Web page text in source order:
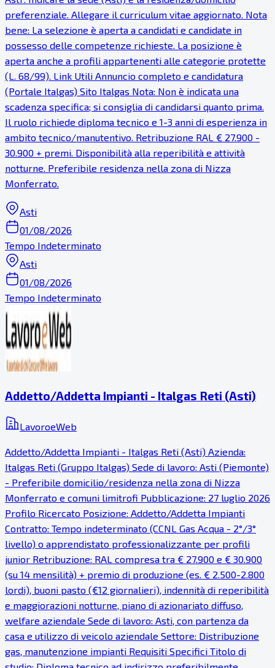
preferenziale. Allegare il curriculum vitae aggiornato. Nota
bene: La selezione è aperta a candidati e candidate in
possesso delle competenze richieste. La posizione è
aperta anche a profili appartenenti alle categorie protette
(L. 68/99). Link Utili Annuncio completo e candidatura
(Portale Italgas) Sito Italgas Nota: Non è indicata una
scadenza specifica; si consiglia di candidarsi quanto prima.
Il ruolo richiede diploma tecnico e 1-3 anni di esperienza in
ambito tecnico/manutentivo. Retribuzione RAL € 27.900 -
30.900 + premi. Disponibilità alla reperibilità e attività
notturne. Preferibile residenza nella zona di Nizza
Monferrato.
Asti
01/08/2026
Tempo Indeterminato
Asti
01/08/2026
Tempo Indeterminato
Addetto/Addetta Impianti - Italgas Reti (Asti)
LavoroeWeb
Addetto/Addetta Impianti - Italgas Reti (Asti) Azienda:
Italgas Reti (Gruppo Italgas) Sede di lavoro: Asti (Piemonte)
- Preferibile domicilio/residenza nella zona di Nizza
Monferrato e comuni limitrofi Pubblicazione: 27 luglio 2026
Profilo Ricercato Posizione: Addetto/Addetta Impianti
Contratto: Tempo indeterminato (CCNL Gas Acqua - 2°/3°
livello) o apprendistato professionalizzante per profili
junior Retribuzione: RAL compresa tra € 27.900 e € 30.900
(su 14 mensilità) + premio di produzione (es. € 2.500-2.800
lordi), buoni pasto (€12 giornalieri), indennità di reperibilità
e maggiorazioni notturne, piano di azionariato diffuso,
welfare aziendale Sede di lavoro: Asti, con partenza da
casa e utilizzo di veicolo aziendale Settore: Distribuzione
gas, manutenzione impianti Requisiti Specifici Titolo di